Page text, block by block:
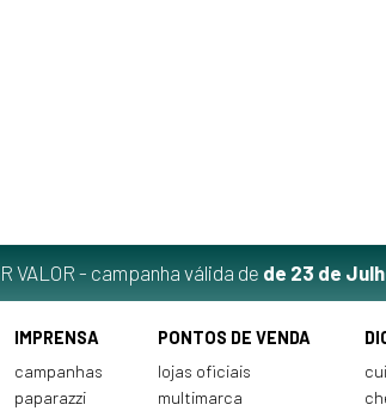
VALOR - campanha válida de de 23 de
IMPRENSA
campanhas
paparazzi
PONTOS DE VENDA
lojas oficiais
multimarca